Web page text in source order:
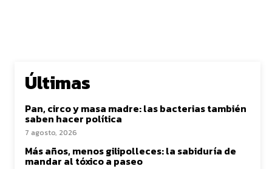
Últimas
Pan, circo y masa madre: las bacterias también
saben hacer política
7 agosto, 2026
Más años, menos gilipolleces: la sabiduría de
mandar al tóxico a paseo